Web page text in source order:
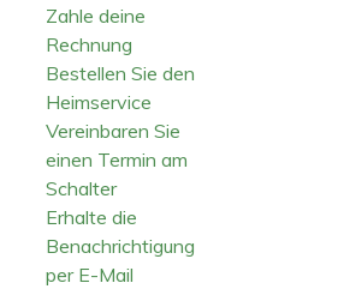
Zahle deine
Rechnung
Bestellen Sie den
Heimservice
Vereinbaren Sie
einen Termin am
Schalter
Erhalte die
Benachrichtigung
per E-Mail